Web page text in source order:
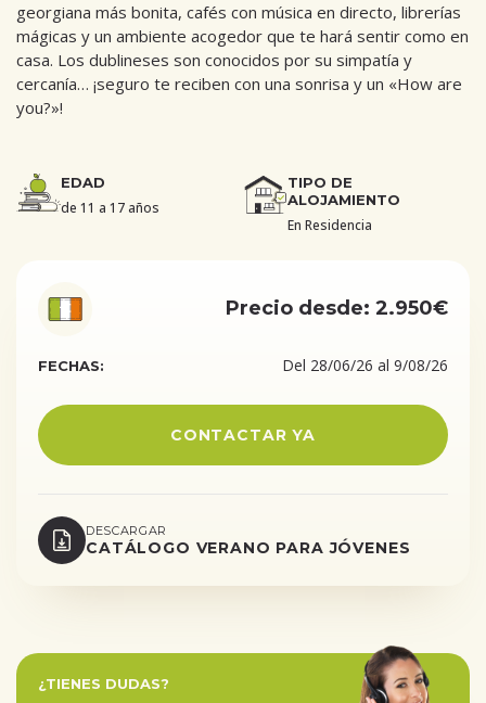
georgiana más bonita, cafés con música en directo, librerías
mágicas y un ambiente acogedor que te hará sentir como en
casa. Los dublineses son conocidos por su simpatía y
cercanía… ¡seguro te reciben con una sonrisa y un «How are
you?»!
EDAD
de 11 a 17 años
TIPO DE
ALOJAMIENTO
En Residencia
Precio desde: 2.950€
FECHAS: Del 28/06/26 al 9/08/26
CONTACTAR YA
DESCARGAR
CATÁLOGO VERANO PARA JÓVENES
¿TIENES DUDAS?